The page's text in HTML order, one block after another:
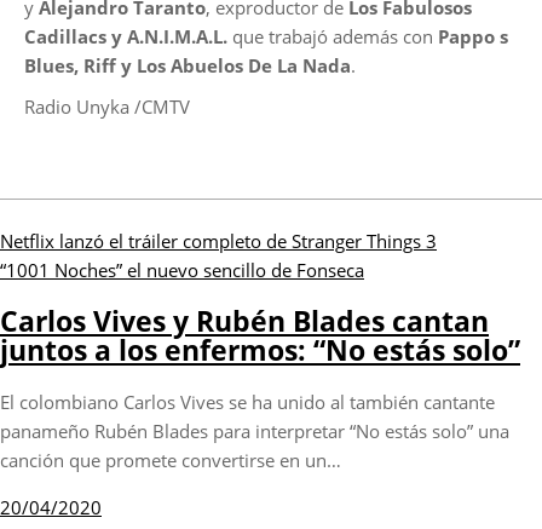
y Alejandro Taranto, exproductor de Los Fabulosos
Cadillacs y A.N.I.M.A.L. que trabajó además con Pappo s
Blues, Riff y Los Abuelos De La Nada.
Radio Unyka /CMTV
Navegación
de
Netflix lanzó el tráiler completo de Stranger Things 3
“1001 Noches” el nuevo sencillo de Fonseca
Carlos Vives y Rubén Blades cantan
juntos a los enfermos: “No estás solo”
El colombiano Carlos Vives se ha unido al también cantante
panameño Rubén Blades para interpretar “No estás solo” una
canción que promete convertirse en un…
20/04/2020